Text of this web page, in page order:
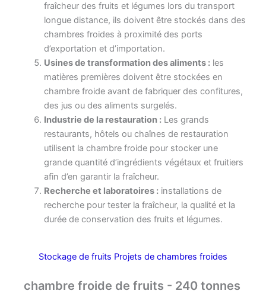
fraîcheur des fruits et légumes lors du transport
longue distance, ils doivent être stockés dans des
chambres froides à proximité des ports
d’exportation et d’importation.
Usines de transformation des aliments :les
matières premières doivent être stockées en
chambre froide avant de fabriquer des confitures,
des jus ou des aliments surgelés.
Industrie de la restauration :Les grands
restaurants, hôtels ou chaînes de restauration
utilisent la chambre froide pour stocker une
grande quantité d’ingrédients végétaux et fruitiers
afin d’en garantir la fraîcheur.
Recherche et laboratoires :installations de
recherche pour tester la fraîcheur, la qualité et la
durée de conservation des fruits et légumes.
Stockage de fruits Projets de chambres froides
chambre froide de fruits - 240 tonnes